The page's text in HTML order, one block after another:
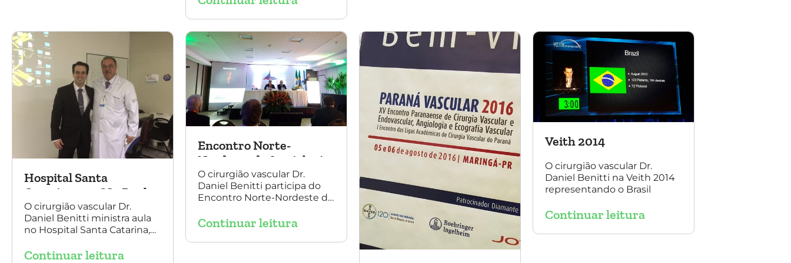
Salvador, nos dias 28 e 29 de
outubro. Na foto também
está presente o Dr. Mauricio
Aquino, presidente da
SBACV (Sociedade Brasileira
de Angiologia e de Cirurgia
Vascular) Bahia.
Sociedade Brasileira de
Angiologia e Cirurgia
Sul.
Amato e do Dr. Adnam
Neser.
Hospital Santa
Catarina, em São Paulo
O cirurgião vascular Dr.
Daniel Benitti ministra aula
no Hospital Santa Catarina,
endoprótesse multilayer no
Continuar leitura
Encontro Norte-
Nordeste de Angiologia
e Cirurgia Vascular
2016
O cirurgião vascular Dr.
Daniel Benitti participa do
Encontro Norte-Nordeste de
Vascular 2016, palestrando
aneurisma da Aorta.
Continuar leitura
Veith 2014
O cirurgião vascular Dr.
Daniel Benitti na Veith 2014
representando o Brasil
Continuar leitura